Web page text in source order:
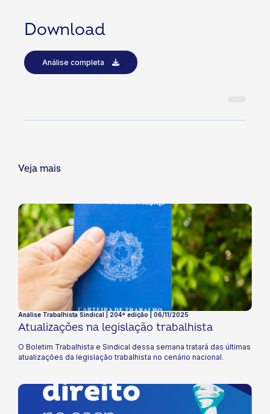
Download
Análise completa
Veja mais
Análise Trabalhista Sindical | 204ª edição | 06/11/2025
Atualizações na legislação trabalhista
O Boletim Trabalhista e Sindical dessa semana tratará das últimas
atualizações da legislação trabalhista no cenário nacional.